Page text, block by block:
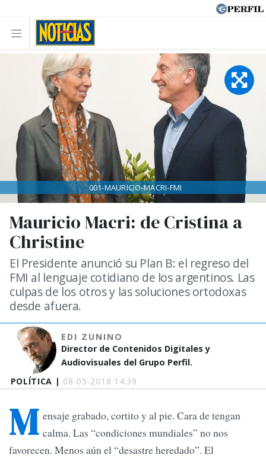
POLÍTICA | 08-05-2018 14:39
Mauricio Macri: de Cristina a
Christine
El Presidente anunció su Plan B: el regreso del
FMI al lenguaje cotidiano de los argentinos. Las
culpas de los otros y las soluciones ortodoxas
desde afuera.
EDI ZUNINO
Director de Contenidos Digitales y
Audiovisuales del Grupo Perfil.
001-MAURICIO-MACRI-FMI
M ensaje grabado, cortito y al pie. Cara de tengan
calma. Las “condiciones mundiales” no nos
favorecen. Menos aún el “desastre heredado”. El